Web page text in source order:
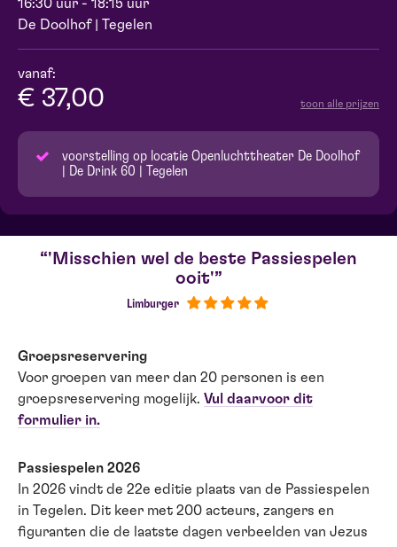
16:30 uur - 18:15 uur
De Doolhof | Tegelen
vanaf:
€ 37,00 toon alle prijzen
voorstelling op locatie Openluchttheater De Doolhof
| De Drink 60 | Tegelen
'Misschien wel de beste Passiespelen
ooit'
Limburger
Groepsreservering
Voor groepen van meer dan 20 personen is een
groepsreservering mogelijk. Vul daarvoor dit
formulier in.
Passiespelen 2026
In 2026 vindt de 22e editie plaats van de Passiespelen
in Tegelen. Dit keer met 200 acteurs, zangers en
figuranten die de laatste dagen verbeelden van Jezus